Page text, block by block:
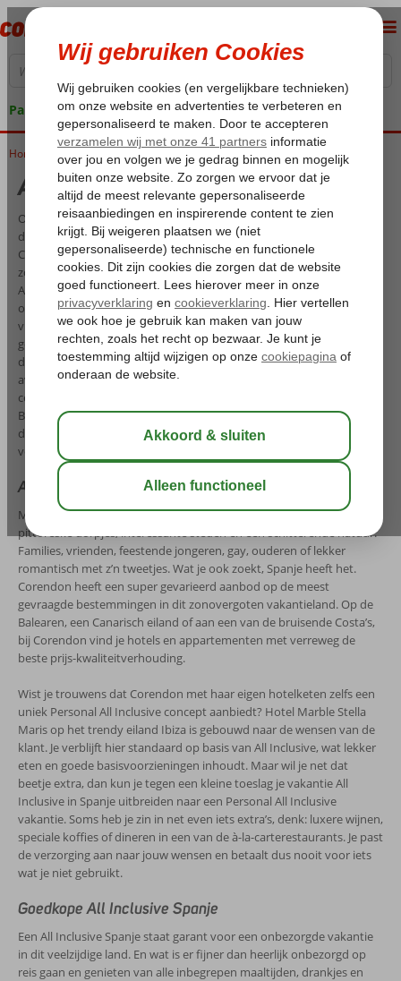
Pakketgarantie
Home All Inclusive Spanje
All Inclusive Spanje
Ook zo’n zin in een vakantie waarbij niets moet en alles mag? Kies
dan voor een All Inclusive Spanje. Van bloemrijk Mallorca tot zonnige
Costa’s en rust op Fuerteventura tot reuring aan de bruisende
zonnekust. Wat je ook zoekt, in Spanje kun je volop genieten van het
All Inclusive concept. Hoe fijn is het om je tijdens je vakantieverblijf
over te geven aan een compleet vertroetelprogramma in een vier- of
vijfsterrenhotel?! Ook de kinderen genieten volop van deze
goedkope all in vakantie. Naast genieten van alle maaltijden en
drankjes, organiseren de hotels meestal ook een dag- en
avondprogramma. Overdag staan vaak sportieve activiteiten
centraal, terwijl je ’s avonds regelmatig van een show kunt genieten.
Bijkomend voordeel: je weet precies wat wel en niet is inbegrepen bij
de prijs, zodat je tijdens je All Inclusive vakantie Spanje niet voor
verrassingen komt te staan
All Inclusive vakanties Spanje
Mooie stranden, heerlijk weer en een gezellig nachtleven, maar ook
pittoreske dorpjes, interessante steden en een schitterende natuur.
Families, vrienden, feestende jongeren, gay, ouderen of lekker
romantisch met z’n tweetjes. Wat je ook zoekt, Spanje heeft het.
Corendon heeft een super gevarieerd aanbod op de meest
gevraagde bestemmingen in dit zonovergoten vakantieland. Op de
Balearen, een Canarisch eiland of aan een van de bruisende Costa’s,
bij Corendon vind je hotels en appartementen met verreweg de
beste prijs-kwaliteitverhouding.
Wist je trouwens dat Corendon met haar eigen hotelketen zelfs een
uniek Personal All Inclusive concept aanbiedt? Hotel Marble Stella
Maris op het trendy eiland Ibiza is gebouwd naar de wensen van de
klant. Je verblijft hier standaard op basis van All Inclusive, wat lekker
eten en goede basisvoorzieningen inhoudt. Maar wil je net dat
beetje extra, dan kun je tegen een kleine toeslag je vakantie All
Inclusive in Spanje uitbreiden naar een Personal All Inclusive
vakantie. Soms heb je zin in net even iets extra’s, denk: luxere wijnen,
speciale koffies of dineren in een van de à-la-carterestaurants. Je past
de verzorging aan naar jouw wensen en betaalt dus nooit voor iets
wat je niet gebruikt.
Goedkope All Inclusive Spanje
Een All Inclusive Spanje staat garant voor een onbezorgde vakantie
in dit veelzijdige land. En wat is er fijner dan heerlijk onbezorgd op
reis gaan en genieten van alle inbegrepen maaltijden, drankjes en